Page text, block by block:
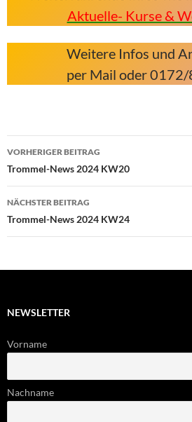
Aktuelle- Kurse &
Weitere Infos und
per Mail oder
Beitragsnavigation
VORHERIGER BEITRAG
Trommel-News 2024 KW20
NÄCHSTER BEITRAG
Trommel-News 2024 KW24
NEWSLETTER
Vorname
Nachname